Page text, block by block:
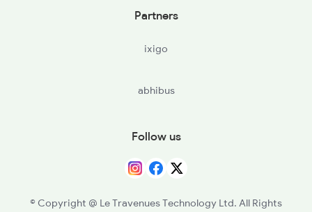
Partners
ixigo
abhibus
Follow us
© Copyright @ Le Travenues Technology Ltd. All Rights